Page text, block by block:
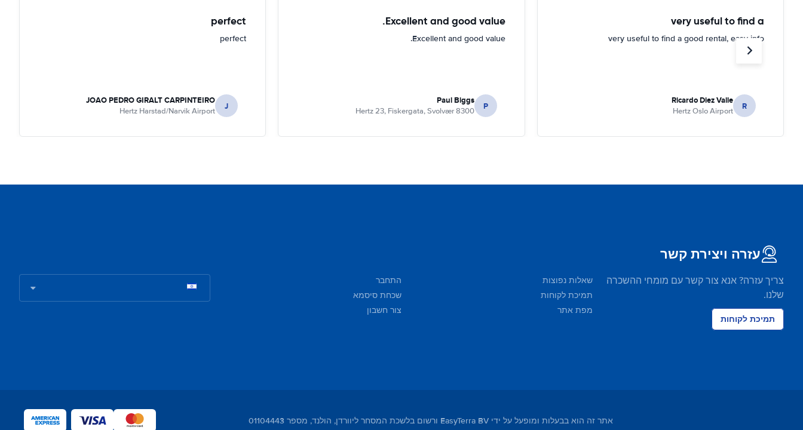
very useful to find a
very useful to find a good rental, easy info
R
Ricardo Diez Valle
Hertz Oslo Airport
Excellent and good value.
Excellent and good value.
P
Paul Biggs
Hertz 23, Fiskergata, Svolvær 8300
perfect
perfect
J
JOAO PEDRO GIRALT CARPINTEIRO
Hertz Harstad/Narvik Airport
עזרה ויצירת קשר
צריך עזרה? אנא צור קשר עם מומחי ההשכרה
שלנו.
תמיכת לקוחות
שאלות נפוצות
תמיכת לקוחות
מפת אתר
התחבר
שכחת סיסמא
צור חשבון
אתר זה הוא בבעלות ומופעל על ידי EasyTerra BV ורשום בלשכת המסחר ליוורדן, הולנד, מספר 01104443